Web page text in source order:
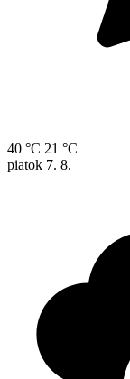
40 °C 21 °C
piatok 7. 8.